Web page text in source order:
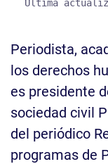
Periodista,
los derechos
es presidente
sociedad civil
del periódico
programas de